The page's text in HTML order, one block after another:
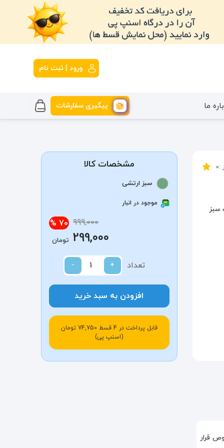
ورود | ثبت نام
پیگیری سفارشات ما
:
0
قرار
مشخصات کالا
سبز ارتشی
موجود در انبار
999,000
70 %
299,000 تومان
تعداد - +
افزودن به سبد خرید
قابل پرداخت در 4 قسط 74,750 تومان
(اسنپ پی)